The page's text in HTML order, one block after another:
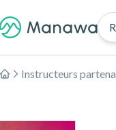
Accueil
Instructeurs